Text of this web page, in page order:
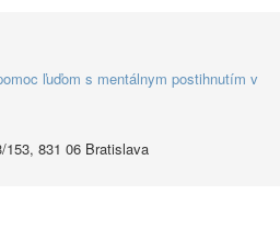
ľuďom s mentálnym postihnutím v
153, 831 06 Bratislava